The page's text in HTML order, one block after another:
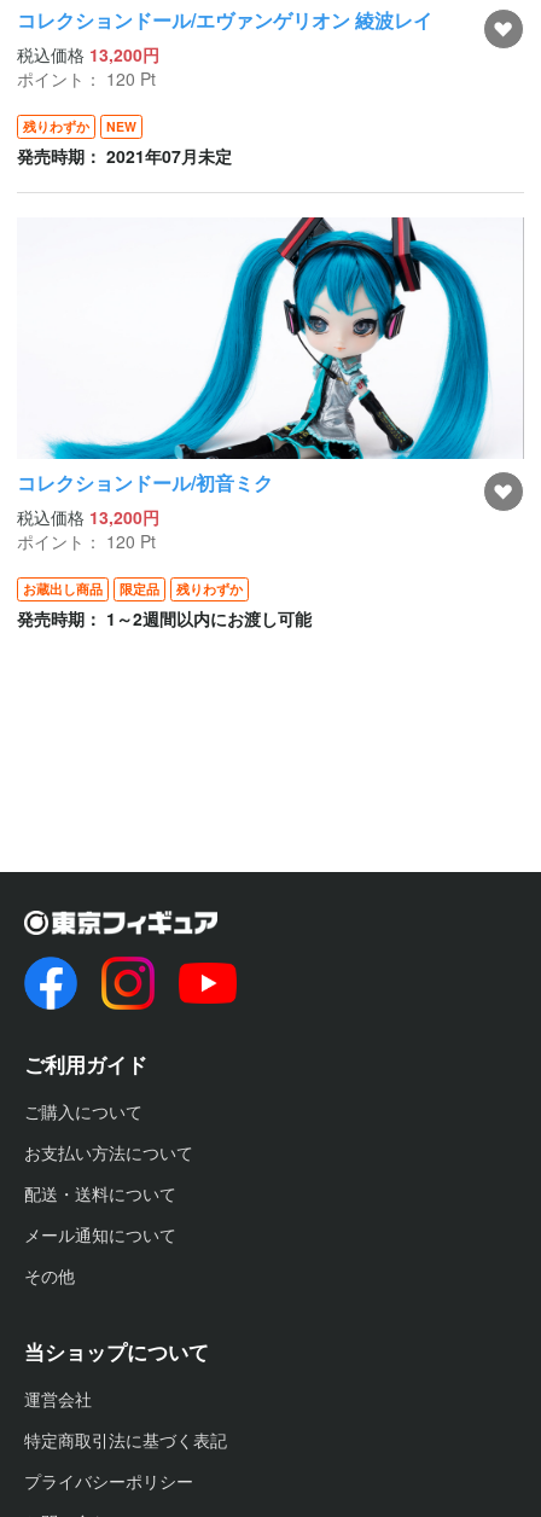
コレクションドール/エヴァンゲリオン 綾波レイ
税込価格 13,200円
ポイント： 120 Pt
残りわずか NEW
発売時期： 2021年07月未定
コレクションドール/初音ミク
税込価格 13,200円
ポイント： 120 Pt
お蔵出し商品 限定品 残りわずか
発売時期： 1～2週間以内にお渡し可能
ご利用ガイド
ご購入について
お支払い方法について
配送・送料について
メール通知について
その他
当ショップについて
運営会社
特定商取引法に基づく表記
プライバシーポリシー